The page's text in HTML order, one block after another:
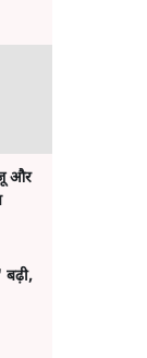
और